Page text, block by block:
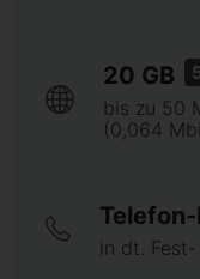
20 GB
bis zu 50
(0,064
in dt.